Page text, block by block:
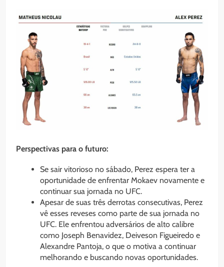
Perspectivas para o futuro:
Se sair vitorioso no sábado, Perez espera ter a
oportunidade de enfrentar Mokaev novamente e
continuar sua jornada no UFC.
Apesar de suas três derrotas consecutivas, Perez
vê esses reveses como parte de sua jornada no
UFC. Ele enfrentou adversários de alto calibre
como Joseph Benavidez, Deiveson Figueiredo e
Alexandre Pantoja, o que o motiva a continuar
melhorando e buscando novas oportunidades.